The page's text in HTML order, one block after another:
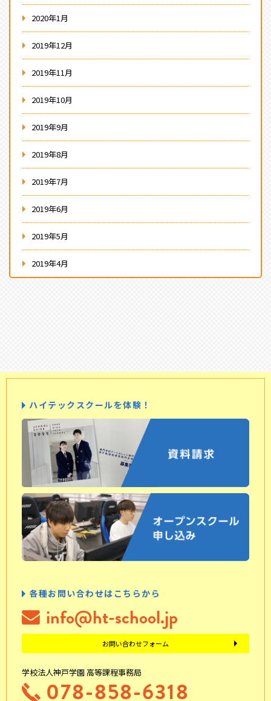
2020年1月
2019年12月
2019年11月
2019年10月
2019年9月
2019年8月
2019年7月
2019年6月
2019年5月
2019年4月
ハイテックスクールを体験！
各種お問い合わせはこちらから
info@ht-school.jp
お問い合わせフォーム
学校法人神戸学園 高等課程事務局
078-858-6318